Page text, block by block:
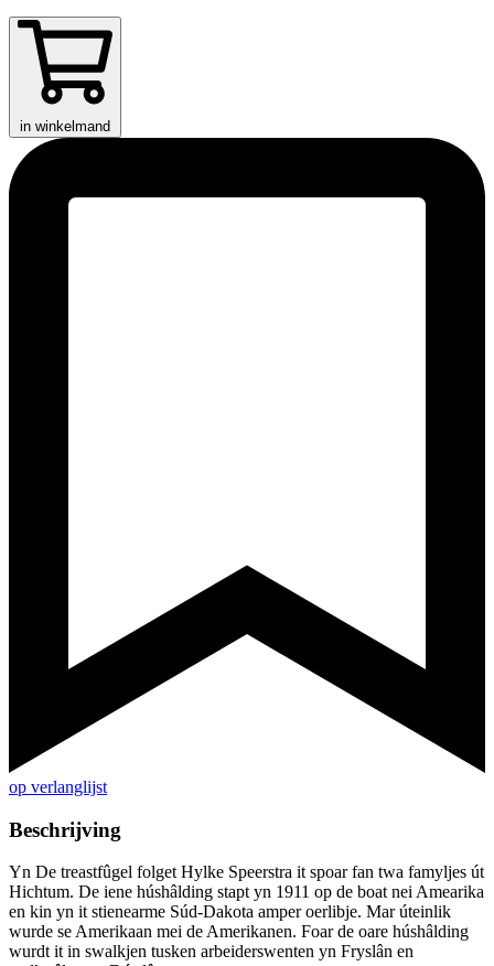
in winkelmand
op verlanglijst
Beschrijving
Yn De treastfûgel folget Hylke Speerstra it spoar fan twa famyljes út
Hichtum. De iene húshâlding stapt yn 1911 op de boat nei Amearika
en kin yn it stienearme Súd-Dakota amper oerlibje. Mar úteinlik
wurde se Amerikaan mei de Amerikanen. Foar de oare húshâlding
wurdt it in swalkjen tusken arbeiderswenten yn Fryslân en